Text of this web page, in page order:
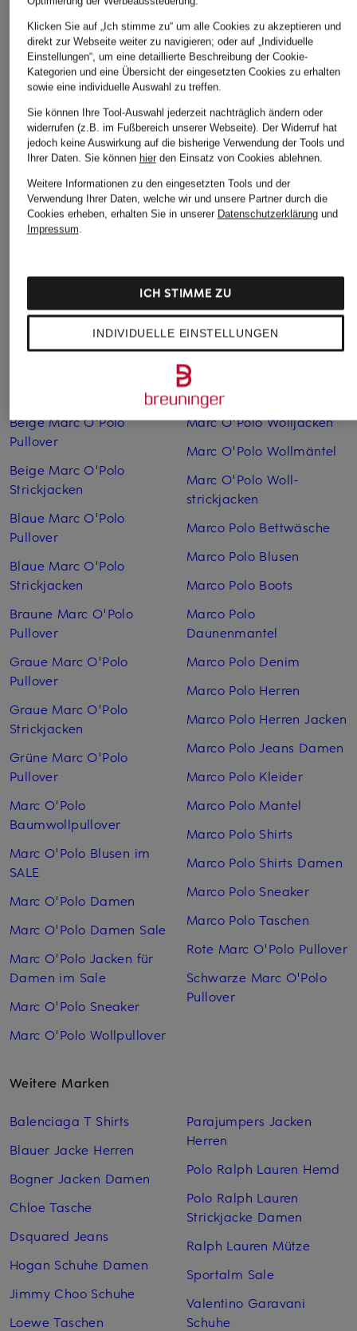
Marlenehose
KIMBERLY aus Jersey
199,95 €
MRS & HUGS
Marlenehose
69,99 €
Bestpreis: 219,99 €
Marlenehose ENIE
299,95 €
Beige Marc O'Polo
Pullover
Beige Marc O'Polo
Strickjacken
Blaue Marc O'Polo
Pullover
Blaue Marc O'Polo
Strickjacken
Braune Marc O'Polo
Pullover
Graue Marc O'Polo
Pullover
Graue Marc O'Polo
Strickjacken
Grüne Marc O'Polo
Pullover
Marc O'Polo
Baumwollpullover
Marc O'Polo Blusen im
SALE
Marc O'Polo Damen
Marc O'Polo Damen Sale
Marc O'Polo Jacken für
Damen im Sale
Marc O'Polo Sneaker
Marc O'Polo Wollpullover
Marc O'Polo Woll­jacken
Marc O'Polo Woll­mäntel
Marc O'Polo Woll­
strickjacken
Marco Polo Bettwäsche
Marco Polo Blusen
Marco Polo Boots
Marco Polo
Daunenmantel
Marco Polo Denim
Marco Polo Herren
Marco Polo Herren Jacken
Marco Polo Jeans Damen
Marco Polo Kleider
Marco Polo Mantel
Marco Polo Shirts
Marco Polo Shirts Damen
Marco Polo Sneaker
Marco Polo Taschen
Rote Marc O'Polo Pullover
Schwarze Marc O'Polo
Pullover
Weitere Marken
Balenciaga T Shirts
Blauer Jacke Herren
Bogner Jacken Damen
Chloe Tasche
Dsquared Jeans
Hogan Schuhe Damen
Jimmy Choo Schuhe
Loewe Taschen
Parajumpers Jacken
Herren
Polo Ralph Lauren Hemd
Polo Ralph Lauren
Strickjacke Damen
Ralph Lauren Mütze
Sportalm Sale
Valentino Garavani
Schuhe
Klicken Sie auf „Ich stimme zu“ um alle Cookies zu akzeptieren und
direkt zur Webseite weiter zu navigieren; oder auf „Individuelle
Einstellungen“, um eine detaillierte Beschreibung der Cookie-
Kategorien und eine Übersicht der eingesetzten Cookies zu erhalten
sowie eine individuelle Auswahl zu treffen.
Sie können Ihre Tool-Auswahl jederzeit nachträglich ändern oder
widerrufen (z.B. im Fußbereich unserer Webseite). Der Widerruf hat
jedoch keine Auswirkung auf die bisherige Verwendung der Tools und
Ihrer Daten. Sie können hierden Einsatz von Cookies ablehnen.
Weitere Informationen zu den eingesetzten Tools und der
Verwendung Ihrer Daten, welche wir und unsere Partner durch die
Cookies erheben, erhalten Sie in unserer Datenschutzerklärungund
Impressum.
INDIVIDUELLE EINSTELLUNGEN
ICH STIMME ZU